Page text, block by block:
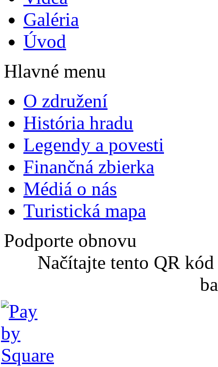
Galéria
Úvod
Hlavné menu
O združení
História hradu
Legendy a povesti
Finančná zbierka
Médiá o nás
Turistická mapa
Podporte obnovu
Načítajte tento QR